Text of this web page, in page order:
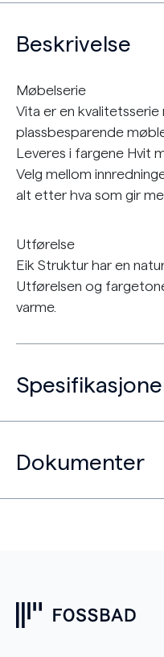
Beskrivelse
Møbelserie
Vita er en kvalitetsserie
plassbesparende
Leveres i fargene Hvit
Velg mellom
alt etter hva som gir
Utførelse
Eik Struktur har en
Utførelsen og
varme.
Dokumenter